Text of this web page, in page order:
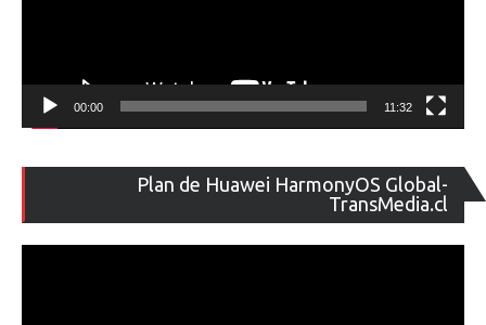
00:00 11:32
Plan de Huawei HarmonyOS Global-
TransMedia.cl
de